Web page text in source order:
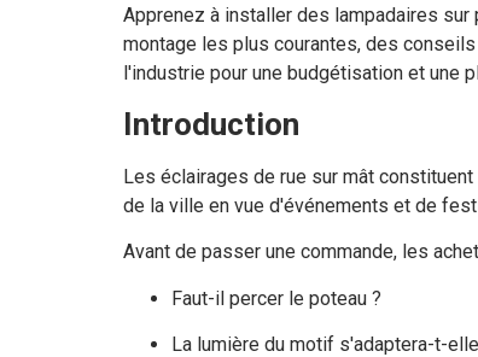
Apprenez à installer des lampadaires
montage les plus courantes, des
l'industrie pour une budgétisation et une
Introduction
Les éclairages de rue sur mât
de la ville en vue d'événements et de
Avant de passer une commande, les
Faut-il percer le poteau ?
La lumière du motif s'adaptera-t-